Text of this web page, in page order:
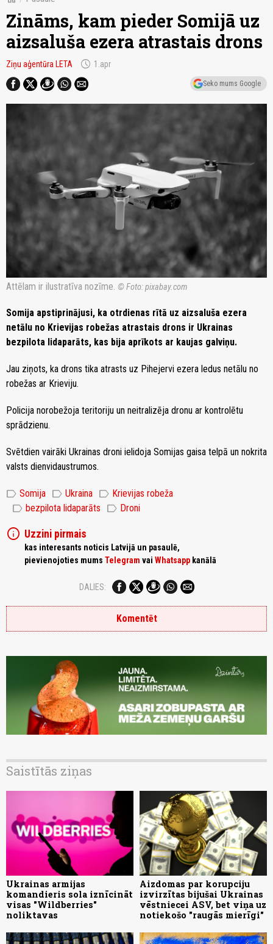
Zināms, kam pieder Somijā uz
aizsaluša ezera atrastais drons
Ziņu aģentūra LETA schedule 1.apr
Seko mums Google
Attēlam ir ilustratīva nozīme. © Foto: pixabay.com
Somija apstiprinājusi, ka otrdienas rītā uz aizsaluša ezera
netālu no Krievijas robežas atrastais drons ir Ukrainas
bezpilota lidaparāts, kas bija aprīkots ar kaujas galviņu.
Jau ziņots, ka drons tika atrasts uz Pihejervi ezera ledus netālu no
robežas ar Krieviju.
Policija norobežoja teritoriju un neitralizēja dronu ar kontrolētu
sprādzienu.
Svētdien vairāki Ukrainas droni ielidoja Somijas gaisa telpā un nokrita
valsts dienvidaustrumos.
label Somija label Ukraina label Krievijas robeža
label bezpilota lidaparāts label Droni
info Uzzini pirmais
kas interesants noticis Latvijā un pasaulē,
pievienojoties mums Telegram vai Whatsapp kanālā
DALIES:
Komentēt
Saistītās ziņas
Ukrainas armijas
komandieris sola iznīcināt
visas "Wildberries"
noliktavas
Aizdomas par korupciju
izvirzītas bijušai Ukrainas
vēstniecei ASV, bet viņa uz
notiekošo "raugās mierīgi"